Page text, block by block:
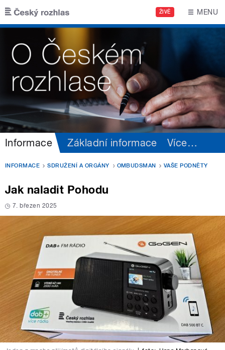
Přejít k hlavnímu obsahu
ŽIVĚ MENU
Informace Základní informace Více…
INFORMACE SDRUŽENÍ A ORGÁNY OMBUDSMAN VAŠE PODNĚTY
Jak naladit Pohodu
7. březen 2025